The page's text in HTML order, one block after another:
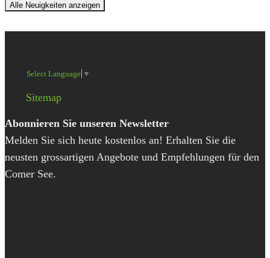
Alle Neuigkeiten anzeigen
Select Language ▼
Sitemap
Abonnieren Sie unseren Newsletter
Melden Sie sich heute kostenlos an! Erhalten Sie die
neusten grossartigen Angebote und Empfehlungen für den
Comer See.